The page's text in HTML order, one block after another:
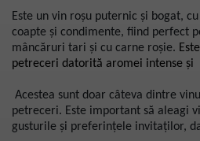
Este un vin roșu puternic și bogat,
coapte și condimente, fiind perfect
mâncăruri tari și cu carne roșie.
petreceri datorită aromei intense și
Acestea sunt doar câteva dintre
petreceri. Este important să aleagi
gusturile și preferințele invitaților,